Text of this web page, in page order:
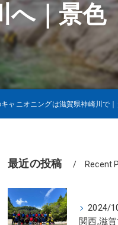
へ｜景色
キャニオニングは滋賀県神崎川で
最近の投稿 Recent
2024/